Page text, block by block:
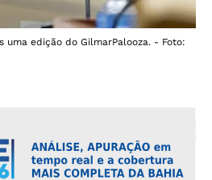
uma edição do GilmarPalooza. - Foto: